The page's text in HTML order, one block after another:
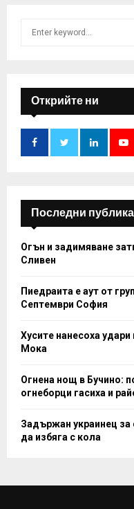
f
o
:
Открийте ни
Последни
Огън и задимяване
Сливен
Пиедраита е аут от
Септември София
Хусите нанесоха
Мока
Огнена нощ в Бучино:
огнеборци гасиха и
Задържан украинец
да избяга с кола